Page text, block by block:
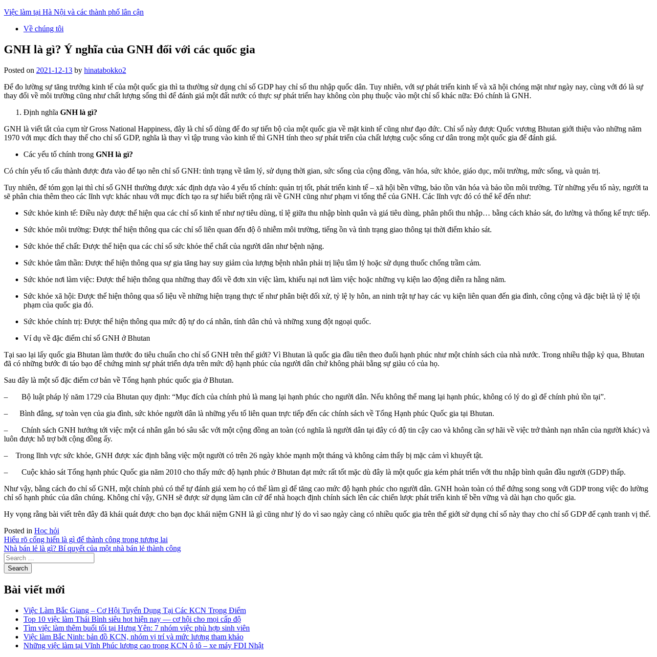
Skip
content
Việc làm tại Hà Nội và các thành phố lân cận
Về chúng tôi
GNH là gì? Ý nghĩa của GNH đối với các quốc gia
Posted on 2021-12-13 by hinatabokko2
Để đo lường sự tăng trưởng kinh tế của một quốc gia thì ta thường sử dụng chỉ số GDP hay chỉ số thu nhập quốc dân. Tuy nhiên, với sự phát triển kinh tế và xã hội chóng mặt như ngày nay, cùng với đó là sự
thay đổi về môi trường cũng như chất lượng sống thì để đánh giá một đất nước có thực sự phát triển hay không còn phụ thuộc vào một chỉ số khác nữa: Đó chính là GNH.
Định nghĩa GNH là gì?
GNH là viết tắt của cụm từ Gross National Happiness, đây là chỉ số dùng để đo sự tiến bộ của một quốc gia về mặt kinh tế cũng như đạo đức. Chỉ số này được Quốc vương Bhutan giới thiệu vào những năm
1970 với mục đích thay thế cho chỉ số GDP, nghĩa là thay vì tập trung vào kinh tế thì GNH tính theo sự phát triển của chất lượng cuộc sống cư dân trong một quốc gia để đánh giá.
Các yếu tố chính trong GNH là gì?
Có chín yếu tố cấu thành được đưa vào để tạo nên chỉ số GNH: tình trạng về tâm lý, sử dụng thời gian, sức sống của cộng đồng, văn hóa, sức khỏe, giáo dục, môi trường, mức sống, và quản trị.
Tuy nhiên, để tóm gọn lại thì chỉ số GNH thường được xác định dựa vào 4 yếu tố chính: quản trị tốt, phát triển kinh tế – xã hội bền vững, bảo tồn văn hóa và bảo tồn môi trường. Từ những yếu tố này, người ta
sẽ phân chia thêm theo các lĩnh vực khác nhau với mục đích tạo ra sự hiểu biết rộng rãi về GNH cũng như phạm vi tổng thể của GNH. Các lĩnh vực đó có thể kể đến như:
Sức khỏe kinh tế: Điều này được thể hiện qua các chỉ số kinh tế như nợ tiêu dùng, tỉ lệ giữa thu nhập bình quân và giá tiêu dùng, phân phối thu nhập… bằng cách khảo sát, đo lường và thống kế trực tiếp.
Sức khỏe môi trường: Được thể hiện thông qua các chỉ số liên quan đến độ ô nhiễm môi trường, tiếng ồn và tình trạng giao thông tại thời điểm khảo sát.
Sức khỏe thể chất: Được thể hiện qua các chỉ số sức khỏe thể chất của người dân như bệnh nặng.
Sức khỏe tâm thần: Được thể hiện thông qua sự gia tăng hay suy giảm của lượng bệnh nhân phải trị liệu tâm lý hoặc sử dụng thuốc chống trầm cảm.
Sức khỏe nơi làm việc: Được thể hiện thông qua những thay đổi về đơn xin việc làm, khiếu nại nơi làm việc hoặc những vụ kiện lao động diễn ra hằng năm.
Sức khỏe xã hội: Được thể hiện thông qua số liệu về những hiện trạng thực tế như phân biệt đối xử, tỷ lệ ly hôn, an ninh trật tự hay các vụ kiện liên quan đến gia đình, công cộng và đặc biệt là tỷ lệ tội
phạm của quốc gia đó.
Sức khỏe chính trị: Được thể hiện thông qua mức độ tự do cá nhân, tính dân chủ và những xung đột ngoại quốc.
Ví dụ về đặc điểm chỉ số GNH ở Bhutan
Tại sao lại lấy quốc gia Bhutan làm thước đo tiêu chuẩn cho chỉ số GNH trên thế giới? Vì Bhutan là quốc gia đầu tiên theo đuổi hạnh phúc như một chính sách của nhà nước. Trong nhiều thập kỷ qua, Bhutan
đã có những bước đi táo bạo để chứng minh sự phát triển dựa trên mức độ hạnh phúc của người dân chứ không phải bằng sự giàu có của họ.
Sau đây là một số đặc điểm cơ bản về Tổng hạnh phúc quốc gia ở Bhutan.
– Bộ luật pháp lý năm 1729 của Bhutan quy định: “Mục đích của chính phủ là mang lại hạnh phúc cho người dân. Nếu không thể mang lại hạnh phúc, không có lý do gì để chính phủ tồn tại”.
– Bình đẳng, sự toàn vẹn của gia đình, sức khỏe người dân là những yếu tố liên quan trực tiếp đến các chính sách về Tổng Hạnh phúc Quốc gia tại Bhutan.
– Chính sách GNH hướng tới việc một cá nhân gắn bó sâu sắc với một cộng đồng an toàn (có nghĩa là người dân tại đây có độ tin cậy cao và không cần sợ hãi về việc trở thành nạn nhân của người khác) và
luôn được hỗ trợ bởi cộng đồng ấy.
– Trong lĩnh vực sức khỏe, GNH được xác định bằng việc một người có trên 26 ngày khỏe mạnh một tháng và không cảm thấy bị mặc cảm vì khuyết tật.
– Cuộc khảo sát Tổng hạnh phúc Quốc gia năm 2010 cho thấy mức độ hạnh phúc ở Bhutan đạt mức rất tốt mặc dù đây là một quốc gia kém phát triển với thu nhập bình quân đầu người (GDP) thấp.
Như vậy, bằng cách đo chỉ số GNH, một chính phủ có thể tự đánh giá xem họ có thể làm gì để tăng cao mức độ hạnh phúc cho người dân. GNH hoàn toàn có thể đứng song song với GDP trong việc đo lường
chỉ số hạnh phúc của dân chúng. Không chỉ vậy, GNH sẽ được sử dụng làm căn cứ để nhà hoạch định chính sách lên các chiến lược phát triển kinh tế bền vững và dài hạn cho quốc gia.
Hy vọng rằng bài viết trên đây đã khái quát được cho bạn đọc khái niệm GNH là gì cũng như lý do vì sao ngày càng có nhiều quốc gia trên thế giới sử dụng chỉ số này thay cho chỉ số GDP để cạnh tranh vị thế.
Posted in Học hỏi
Điều
hướng
bài
Hiểu rõ cống hiến là gì để thành công trong tương lai
Nhà bán lẻ là gì? Bí quyết của một nhà bán lẻ thành công
Bài viết mới
Việc Làm Bắc Giang – Cơ Hội Tuyển Dụng Tại Các KCN Trọng Điểm
Top 10 việc làm Thái Bình siêu hot hiện nay — cơ hội cho mọi cấp độ
Tìm việc làm thêm buổi tối tại Hưng Yên: 7 nhóm việc phù hợp sinh viên
Việc làm Bắc Ninh: bản đồ KCN, nhóm vị trí và mức lương tham khảo
Những việc làm tại Vĩnh Phúc lương cao trong KCN ô tô – xe máy FDI Nhật